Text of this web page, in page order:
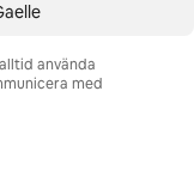
använda
med